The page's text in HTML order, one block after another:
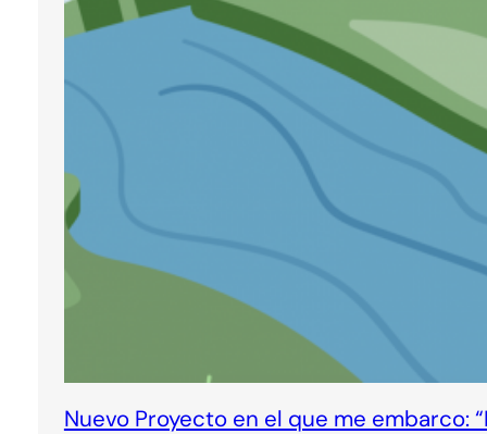
Nuevo Proyecto en el que me embarco: